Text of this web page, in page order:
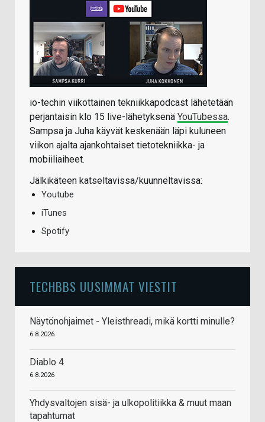
io-techin viikottainen tekniikkapodcast lähetetään
perjantaisin klo 15 live-lähetyksenä YouTubessa.
Sampsa ja Juha käyvät keskenään läpi kuluneen
viikon ajalta ajankohtaiset tietotekniikka- ja
mobiiliaiheet.
Jälkikäteen katseltavissa/kuunneltavissa:
Youtube
iTunes
Spotify
TECHBBS UUSIMMAT VIESTIT
Näytönohjaimet - Yleisthreadi, mikä kortti minulle?
6.8.2026
Diablo 4
6.8.2026
Yhdysvaltojen sisä- ja ulkopolitiikka & muut maan
tapahtumat